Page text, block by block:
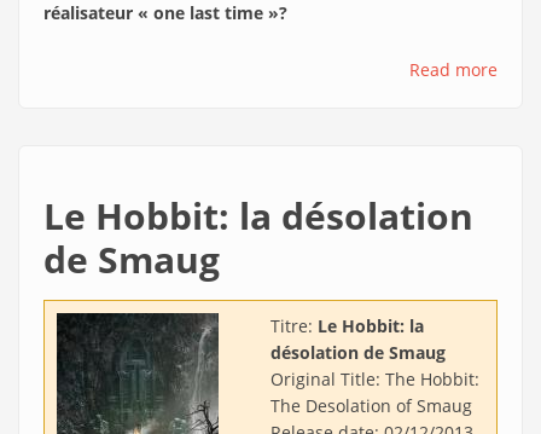
réalisateur « one last time »?
Read more
Le Hobbit: la désolation
de Smaug
Titre: Le Hobbit: la
désolation de Smaug
Original Title: The Hobbit:
The Desolation of Smaug